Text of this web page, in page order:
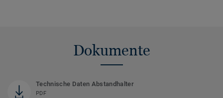
Dokumente
Technische Daten Abstandhalter
PDF